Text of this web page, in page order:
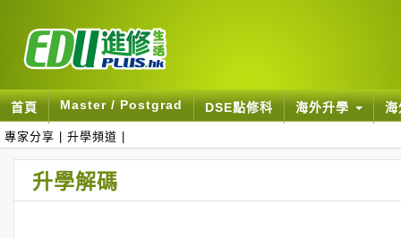
首頁 Master / Postgrad DSE點修科 海外升學
專家分享 升學頻道
升學解碼